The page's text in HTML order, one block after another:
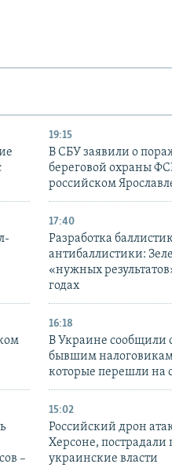
19:15
В СБУ заявили о
береговой охраны
российском
17:40
Разработка
антибаллистики:
«нужных
годах
16:18
В Украине сообщили
бывшим
которые перешли на
–
15:02
Российский дрон
Херсоне, пострадали
украинские власти